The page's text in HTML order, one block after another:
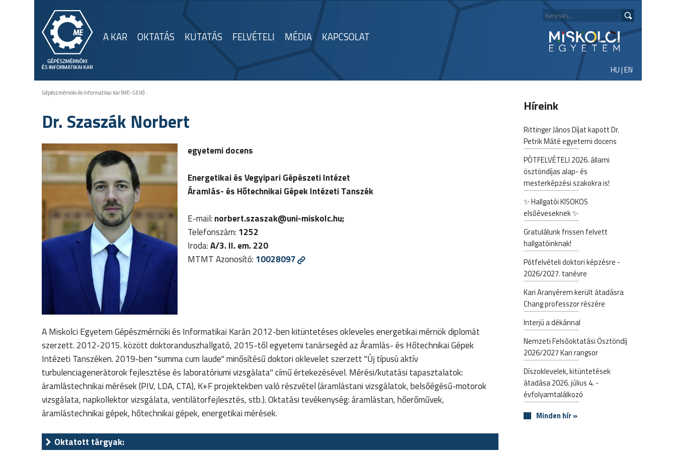
A KAR OKTATÁS KUTATÁS FELVÉTELI MÉDIA KAPCSOLAT
HU|EN
Gépészmérnöki és Informatikai Kar (ME-GEIK)::
Dr. Szaszák Norbert
egyetemi docens
Energetikai és Vegyipari Gépészeti Intézet
Áramlás- és Hőtechnikai Gépek Intézeti Tanszék
E-mail: norbert.szaszak@uni-miskolc.hu;
Telefonszám: 1252
Iroda:A/3. II. em. 220
MTMT Azonosító: 10028097
A Miskolci Egyetem Gépészmérnöki és Informatikai Karán 2012-ben kitüntetéses okleveles energetikai mérnök diplomát
szerzett. 2012-2015. között doktoranduszhallgató, 2015-től egyetemi tanársegéd az Áramlás- és Hőtechnikai Gépek
Intézeti Tanszéken. 2019-ben "summa cum laude" minősítésű doktori oklevelet szerzett "Új típusú aktív
turbulenciagenerátorok fejlesztése és laboratóriumi vizsgálata" című értekezésével. Mérési/kutatási tapasztalatok:
áramlástechnikai mérések (PIV, LDA, CTA), K+F projektekben való részvétel (áramlástani vizsgálatok, belsőégésű-motorok
vizsgálata, napkollektor vizsgálata, ventilátorfejlesztés, stb.). Oktatási tevékenység: áramlástan, hőerőművek,
áramlástechnikai gépek, hőtechnikai gépek, energetikai mérések.
Oktatott tárgyak:
Híreink
Rittinger János Díjat kapott Dr.
Petrik Máté egyetemi docens
PÓTFELVÉTELI 2026. állami
ösztöndíjas alap- és
mesterképzési szakokra is!
✨ Hallgatói KISOKOS
elsőéveseknek ✨
Gratulálunk frissen felvett
hallgatóinknak!
Pótfelvételi doktori képzésre -
2026/2027. tanévre
Kari Aranyérem került átadásra
Chang professzor részére
Interjú a dékánnal
Nemzeti Felsőoktatási Ösztöndíj
2026/2027 Kari rangsor
Díszoklevelek, kitüntetések
átadása 2026. július 4. -
évfolyamtalálkozó
Minden hír »